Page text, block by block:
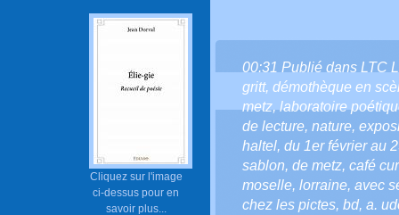
Cliquez sur l'image
ci-dessus pour en
savoir plus...
00:31 Publié dans LTC
gritt, démothèque en
metz,laboratoire
de lecture, nature,
haltel, du 1er février au
sablon, de metz, café
moselle, lorraine, avec
chez les pictes, bd, a.